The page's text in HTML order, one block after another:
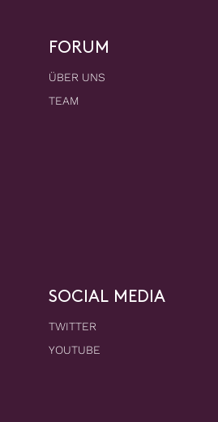
FORUM
ÜBER UNS
TEAM
SOCIAL MEDIA
TWITTER
YOUTUBE